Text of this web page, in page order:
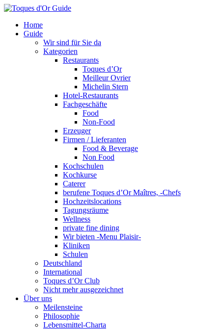
Home
Guide
Wir sind für Sie da
Kategorien
Restaurants
Toques d’Or
Meilleur Ovrier
Michelin Stern
Hotel-Restaurants
Fachgeschäfte
Food
Non-Food
Erzeuger
Firmen / Lieferanten
Food & Beverage
Non Food
Kochschulen
Kochkurse
Caterer
berufene Toques d’Or Maîtres, -Chefs
Hochzeitslocations
Tagungsräume
Wellness
private fine dining
Wir bieten -Menu Plaisir-
Kliniken
Schulen
Deutschland
International
Toques d’Or Club
Nicht mehr ausgezeichnet
Über uns
Meilensteine
Philosophie
Lebensmittel-Charta